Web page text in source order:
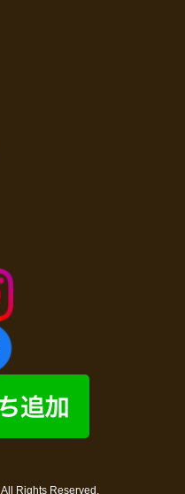
All Rights Reserved.